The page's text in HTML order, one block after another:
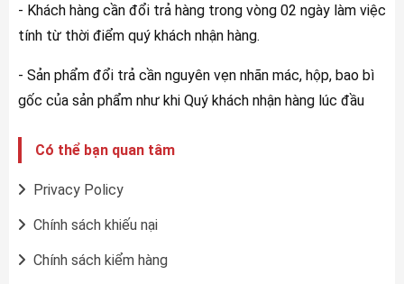
- Khách hàng cần đổi trả hàng trong vòng 02 ngày làm việc
tính từ thời điểm quý khách nhận hàng.
- Sản phẩm đổi trả cần nguyên vẹn nhãn mác, hộp, bao bì
gốc của sản phẩm như khi Quý khách nhận hàng lúc đầu
Có thể bạn quan tâm
Privacy Policy
Chính sách khiếu nại
Chính sách kiểm hàng